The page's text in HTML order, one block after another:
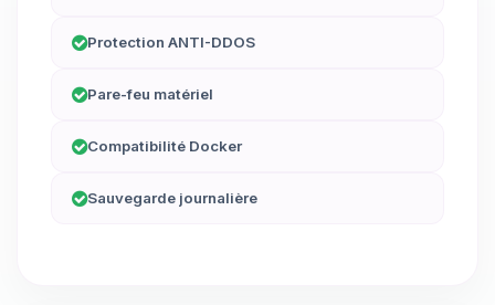
Protection ANTI-DDOS
Pare-feu matériel
Compatibilité Docker
Sauvegarde journalière